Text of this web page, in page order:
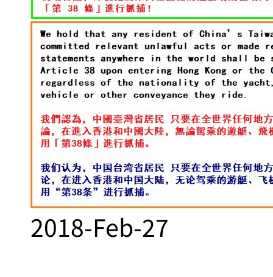
2018-Feb-27